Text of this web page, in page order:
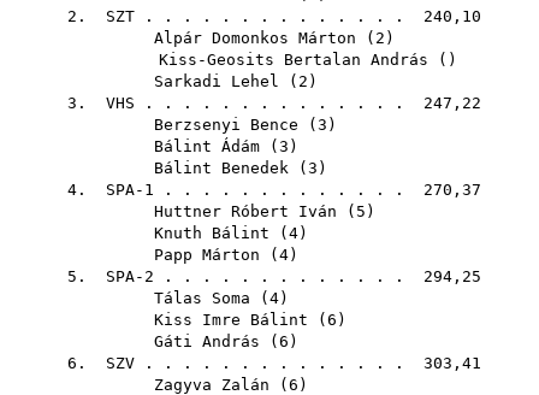
2. SZT . . . . . . . . . . . . . . 240,10
Alpár Domonkos Márton ( 2 )
Kiss-Geosits Bertalan András ()
Sarkadi Lehel ( 2 )
3. VHS . . . . . . . . . . . . . . 247,22
Berzsenyi Bence ( 3 )
Bálint Ádám ( 3 )
Bálint Benedek ( 3 )
4. SPA-1 . . . . . . . . . . . . . 270,37
Huttner Róbert Iván ( 5 )
Knuth Bálint ( 4)
Papp Márton ( 4)
5. SPA-2 . . . . . . . . . . . . . 294,25
Tálas Soma ( 4)
Kiss Imre Bálint ( 6 )
Gáti András ( 6 )
6. SZV . . . . . . . . . . . . . . 303,41
Zagyva Zalán ( 6 )